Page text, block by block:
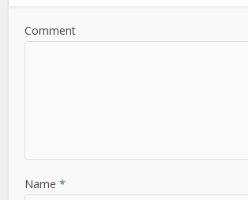
Comment
Name *